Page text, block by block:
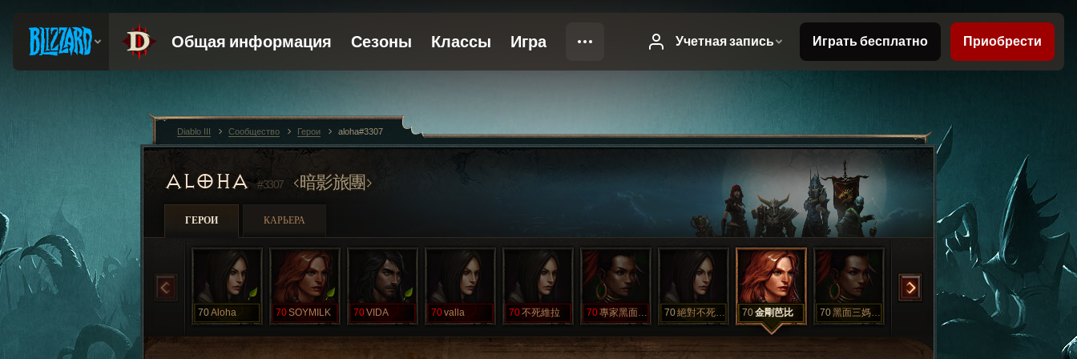
ALOHA#3307 暗影旅團
ГЕРОИ КАРЬЕРА
70Aloha 70SOYMILK 70VIDA 70valla 70不死維拉 70 專家黑面三媽 70 絕對不死超人維拉 70金剛芭比 70 黑面三媽重製版 妖尼姑
Diablo III Сообщество Герои aloha#3307